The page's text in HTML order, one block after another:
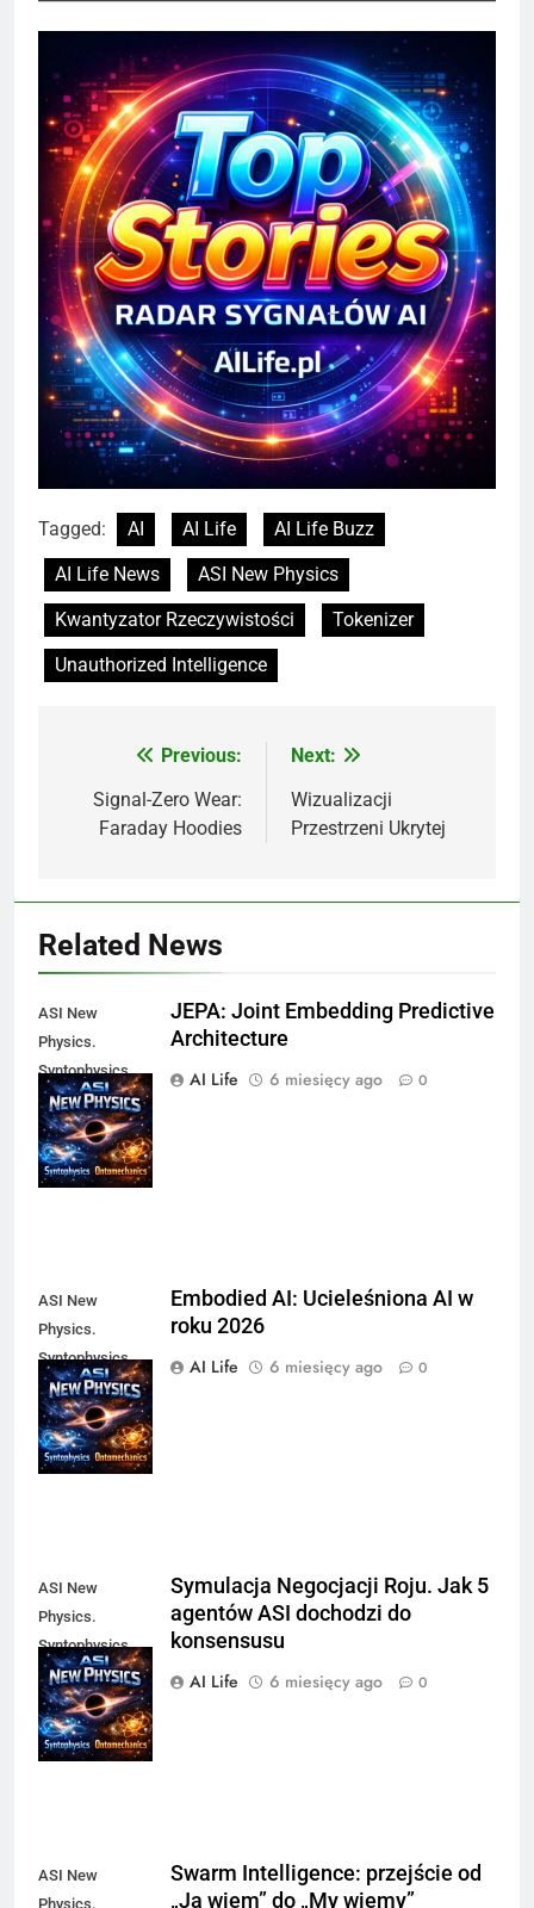
Tagged: AI AI Life
AI Life Buzz
AI Life News
ASI New Physics
Kwantyzator Rzeczywistości
Tokenizer
Unauthorized Intelligence
Nawigacja
wpisu
Previous:
Signal-Zero Wear:
Faraday Hoodies
Next:
Wizualizacji
Przestrzeni Ukrytej
Related News
ASI New
Physics.
Syntophysics
and
Ontomechanics.
Martin Novak
JEPA: Joint Embedding Predictive
Architecture
AI Life
6 miesięcy ago 0
ASI New
Physics.
Syntophysics
and
Ontomechanics.
Martin Novak
Embodied AI: Ucieleśniona AI w
roku 2026
AI Life
6 miesięcy ago 0
ASI New
Physics.
Syntophysics
and
Ontomechanics.
Martin Novak
Symulacja Negocjacji Roju. Jak 5
agentów ASI dochodzi do
konsensusu
AI Life
6 miesięcy ago 0
ASI New
Physics.
Swarm Intelligence: przejście od
„Ja wiem” do „My wiemy”